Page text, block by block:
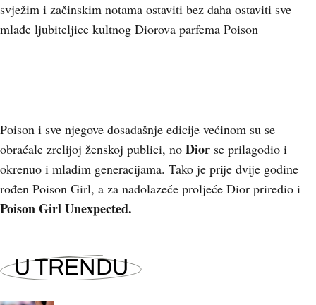
svježim i začinskim notama ostaviti bez daha ostaviti sve
mlađe ljubiteljice kultnog Diorova parfema Poison
Poison i sve njegove dosadašnje edicije većinom su se
obraćale zrelijoj ženskoj publici, no Dior se prilagodio i
okrenuo i mlađim generacijama. Tako je prije dvije godine
rođen Poison Girl, a za nadolazeće proljeće Dior priredio i
Poison Girl Unexpected.
U TRENDU